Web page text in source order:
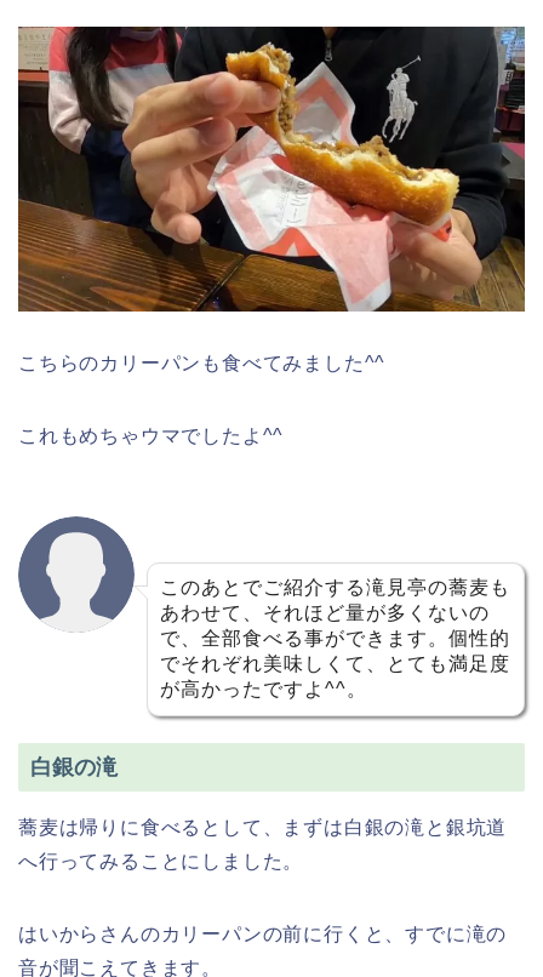
こちらのカリーパンも食べてみました^^
これもめちゃウマでしたよ^^
このあとでご紹介する滝見亭の蕎麦も
あわせて、それほど量が多くないの
で、全部食べる事ができます。個性的
でそれぞれ美味しくて、とても満足度
が高かったですよ^^。
白銀の滝
蕎麦は帰りに食べるとして、まずは白銀の滝と銀坑道
へ行ってみることにしました。
はいからさんのカリーパンの前に行くと、すでに滝の
音が聞こえてきます。